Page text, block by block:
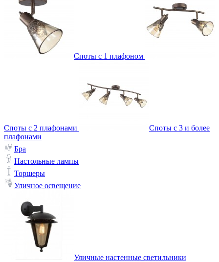
Споты с 1 плафоном
Споты с 2 плафонами
Споты с 3 и более
плафонами
Бра
Настольные лампы
Торшеры
Уличное освещение
Уличные настенные светильники